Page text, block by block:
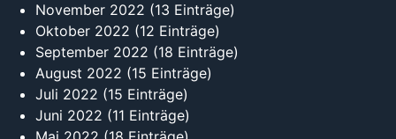
November 2022 (13 Einträge)
Oktober 2022 (12 Einträge)
September 2022 (18 Einträge)
August 2022 (15 Einträge)
Juli 2022 (15 Einträge)
Juni 2022 (11 Einträge)